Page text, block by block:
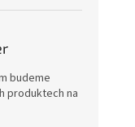
budeme
produktech na